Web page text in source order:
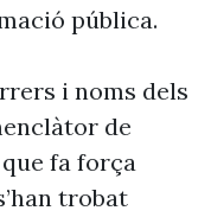
pública.
i noms dels
de
fa força
trobat